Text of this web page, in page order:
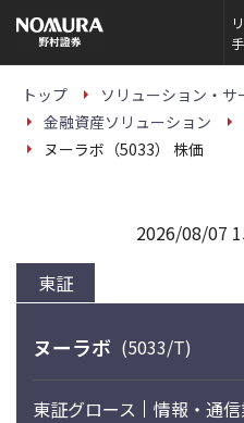
の
ー
トップ
ソリューション・サ
金融資産ソリューション
ヌーラボ（5033） 株価
東証
2026/08/07
ヌーラボ (5033/T)
東証グロース 情報・通